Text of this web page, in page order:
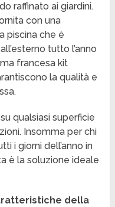
raffinato ai giardini.
con una
piscina che è
tutto l’anno
francesa kit
la qualità e
qualsiasi superficie
Insomma per chi
i giorni dell’anno in
è la soluzione ideale
della